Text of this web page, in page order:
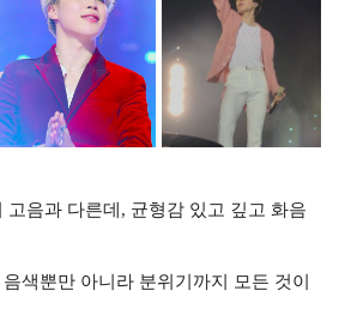
고음과 다른데, 균형감 있고 깊고 화음
색뿐만 아니라 분위기까지 모든 것이